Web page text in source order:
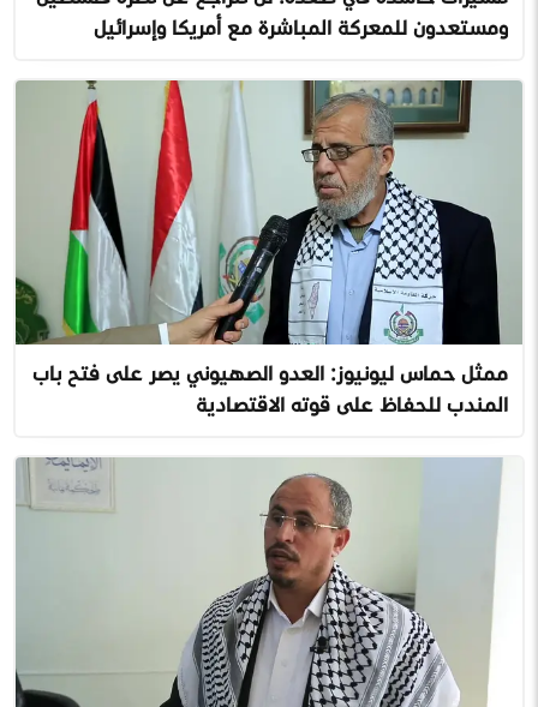
ومستعدون للمعركة المباشرة مع أمريكا وإسرائيل
ممثل حماس ليونيوز: العدو الصهيوني يصر على فتح باب
المندب للحفاظ على قوته الاقتصادية